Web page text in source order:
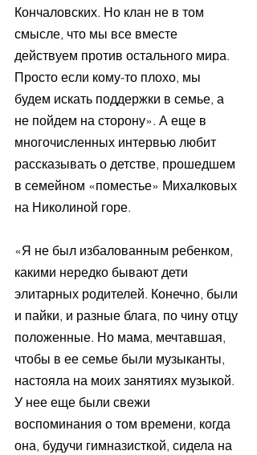
Кончаловских. Но клан не в том
смысле, что мы все вместе
действуем против остального мира.
Просто если кому-то плохо, мы
будем искать поддержки в семье, а
не пойдем на сторону». А еще в
многочисленных интервью любит
рассказывать о детстве, прошедшем
в семейном «поместье» Михалковых
на Николиной горе.
«Я не был избалованным ребенком,
какими нередко бывают дети
элитарных родителей. Конечно, были
и пайки, и разные блага, по чину отцу
положенные. Но мама, мечтавшая,
чтобы в ее семье были музыканты,
настояла на моих занятиях музыкой.
У нее еще были свежи
воспоминания о том времени, когда
она, будучи гимназисткой, сидела на